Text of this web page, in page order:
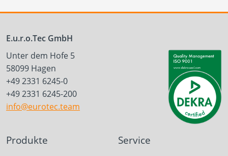
E.u.r.o.Tec GmbH
Unter dem Hofe 5
58099 Hagen
+49 2331 6245-0
+49 2331 6245-200
info@eurotec.team
Produkte Service